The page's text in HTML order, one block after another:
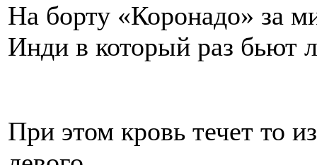
На борту «Коронадо» за
Инди в который раз бьют
При этом кровь течет то